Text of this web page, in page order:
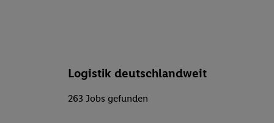
Logistik deutschlandweit
263 Jobs gefunden